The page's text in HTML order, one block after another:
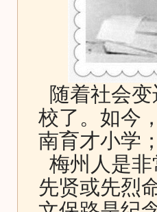
随着社会
校了。如今
南育才小学
梅州人是
先贤或先烈